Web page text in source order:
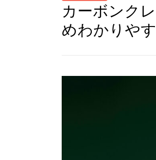
カーボンク
めわかりや